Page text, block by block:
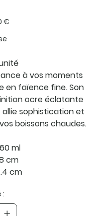
€
à vos moments
faïence fine. Son
ocre éclatante
sophistication et
boissons chaudes.
ml
cm
cm
: